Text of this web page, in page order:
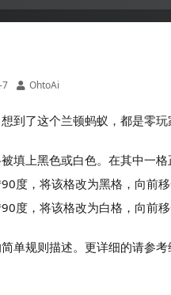
7 OhtoAi
到了这个兰顿蚂蚁，都是零玩
填上黑色或白色。在其中一格
度，将该格改为黑格，向前移
度，将该格改为白格，向前移
单规则描述。更详细的请参考